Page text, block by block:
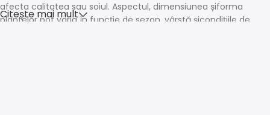
afecta calitatea sau soiul. Aspectul, dimensiunea șiforma
plantelor pot varia în funcție de sezon, vârstă șicondițiile de
Citește mai mult